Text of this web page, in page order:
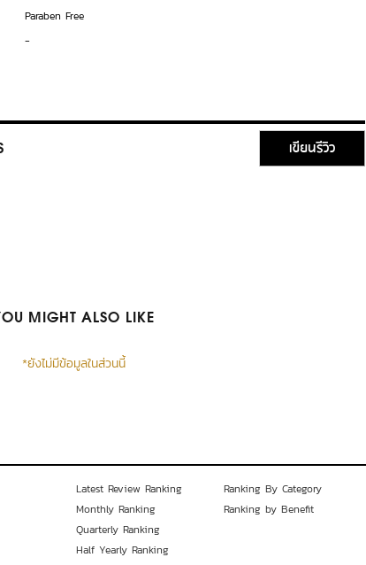
Paraben Free
-
เขียนรีวิว
MIGHT ALSO LIKE
*ยังไม่มีข้อมูลในส่วนนี้
Latest Review Ranking
Monthly Ranking
Quarterly Ranking
Half Yearly Ranking
Ranking By Category
Ranking by Benefit